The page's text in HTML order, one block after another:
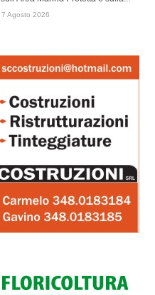
7 Agosto 2026